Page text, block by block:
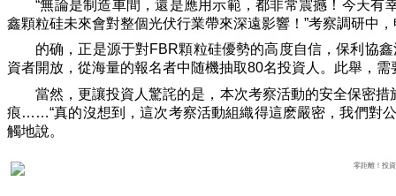
“無論是制造車間，還是應用示範，都非常震撼！今天
鑫顆粒硅未來會對整個光伏行業帶來深遠影響！”考察調研中
的确，正是源于對FBR顆粒硅優勢的高度自信，保利協
資者開放，從海量的報名者中随機抽取80名投資人。此舉，
當然，更讓投資人驚詫的是，本次考察活動的安全保密
痕……“真的沒想到，這次考察活動組織得這麽嚴密，我們對
觸地說。